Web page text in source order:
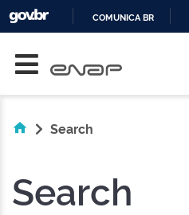
COMUNICA BR
Search
Search